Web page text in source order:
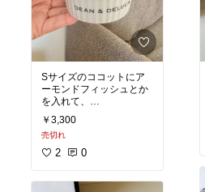
Sサイズのココットにア
ーモンドフィッシュとか
を入れて、
お菓子がわりに食べてま
す✨
#オリジナル写真
￥3,300
売切れ
2 0